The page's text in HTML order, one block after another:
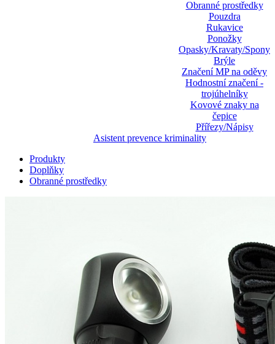
Obranné prostředky
Pouzdra
Rukavice
Ponožky
Opasky/Kravaty/Spony
Brýle
Značení MP na oděvy
Hodnostní značení -
trojúhelníky
Kovové znaky na
čepice
Přířezy/Nápisy
Asistent prevence kriminality
Produkty
Doplňky
Obranné prostředky